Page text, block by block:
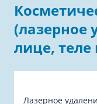
(лазерное
лице, теле
Лазерное